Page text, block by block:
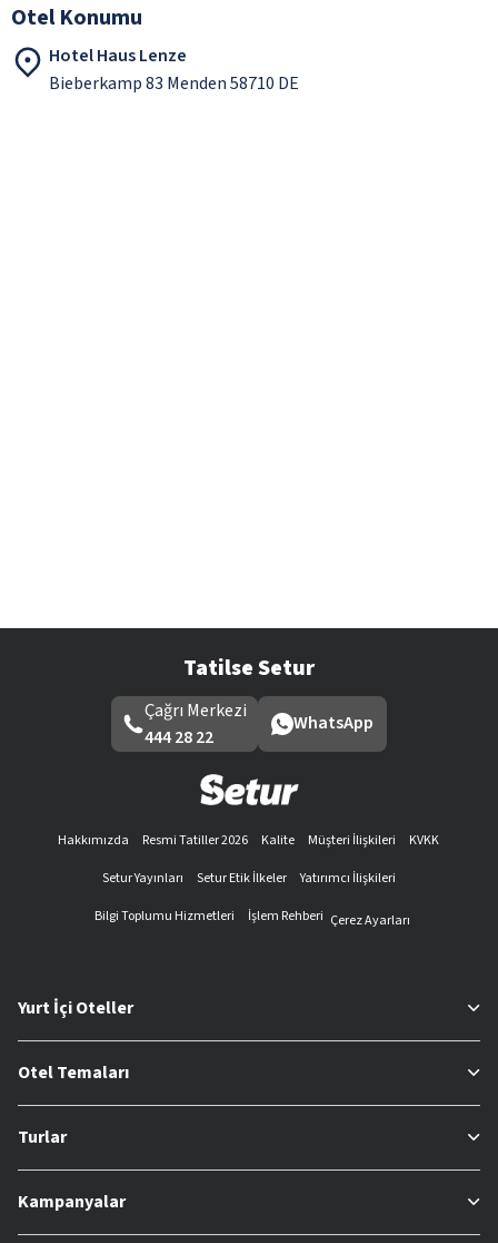
Otel Konumu
Hotel Haus Lenze
Bieberkamp 83 Menden 58710 DE
Tatilse Setur
Çağrı Merkezi
444 28 22
WhatsApp
Hakkımızda Resmi Tatiller 2026 Kalite Müşteri İlişkileri
KVKK
Setur Yayınları
Setur Etik İlkeler
Yatırımcı İlişkileri
Bilgi Toplumu Hizmetleri
İşlem Rehberi Çerez Ayarları
Yurt İçi Oteller
Otel Temaları
Turlar
Kampanyalar